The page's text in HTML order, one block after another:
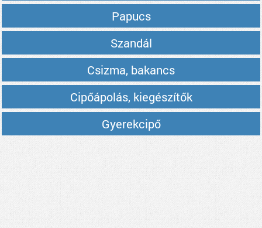
Papucs
Szandál
Csizma, bakancs
Cipőápolás, kiegészítők
Gyerekcipő